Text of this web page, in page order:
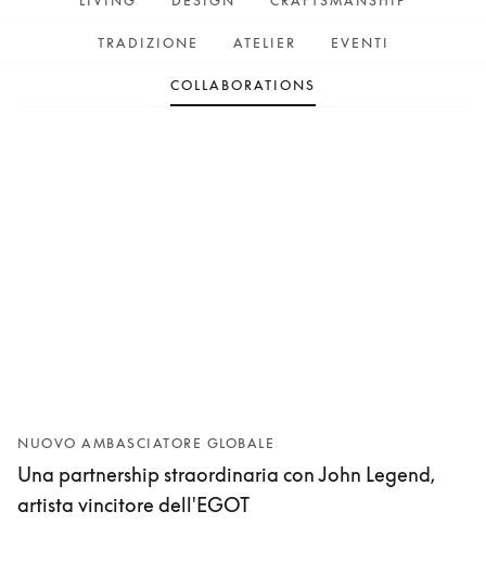
TRADIZIONE ATELIER EVENTI
COLLABORATIONS
NUOVO AMBASCIATORE GLOBALE
Una partnership straordinaria con John Legend,
artista vincitore dell'EGOT